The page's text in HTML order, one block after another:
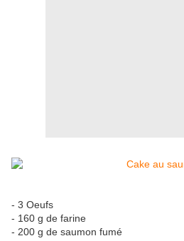
- 3 Oeufs
- 160 g de farine
- 200 g de saumon fumé